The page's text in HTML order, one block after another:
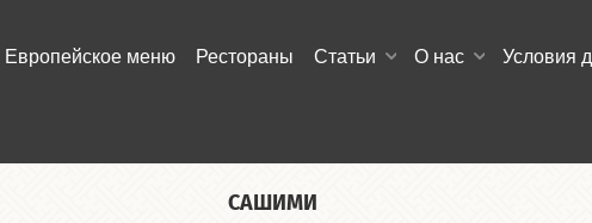
Европейское меню Рестораны Статьи О нас Условия
CАШИМИ